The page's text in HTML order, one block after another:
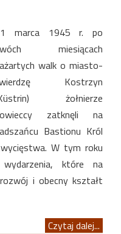
marca 1945 r. po
miesiącach
walk o miasto-
Kostrzyn
żołnierze
zatknęli na
Bastionu Król
W tym roku
które na
i obecny kształt
Czytaj dalej...